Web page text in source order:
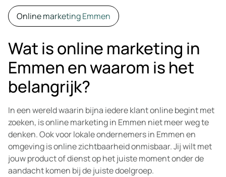
Online marketing Emmen
Wat is online marketing in
Emmen en waarom is het
belangrijk?
In een wereld waarin bijna iedere klant online begint met
zoeken, is online marketing in Emmen niet meer weg te
denken. Ook voor lokale ondernemers in Emmen en
omgeving is online zichtbaarheid onmisbaar. Jij wilt met
jouw product of dienst op het juiste moment onder de
aandacht komen bij de juiste doelgroep.